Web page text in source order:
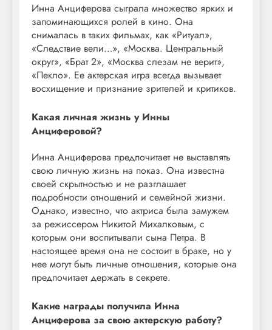
Инна Анциферова сыграла множество ярких и
запоминающихся ролей в кино. Она
снималась в таких фильмах, как «Ритуал»,
«Следствие вели…», «Москва. Центральный
округ», «Брат 2», «Москва слезам не верит»,
«Пекло». Ее актерская игра всегда вызывает
восхищение и признание зрителей и критиков.
Какая личная жизнь у Инны
Анциферовой?
Инна Анциферова предпочитает не выставлять
свою личную жизнь на показ. Она известна
своей скрытностью и не разглашает
подробности отношений и семейной жизни.
Однако, известно, что актриса была замужем
за режиссером Никитой Михалковым, с
которым они воспитывали сына Петра. В
настоящее время она не состоит в браке, но у
нее могут быть личные отношения, которые она
предпочитает держать в секрете.
Какие награды получила Инна
Анциферова за свою актерскую работу?